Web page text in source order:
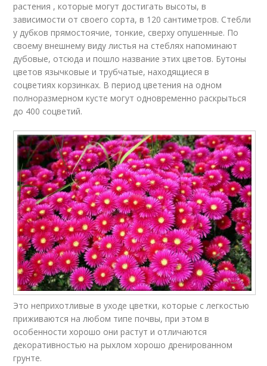
растения , которые могут достигать высоты, в
зависимости от своего сорта, в 120 сантиметров. Стебли
у дубков прямостоячие, тонкие, сверху опушенные. По
своему внешнему виду листья на стеблях напоминают
дубовые, отсюда и пошло название этих цветов. Бутоны
цветов язычковые и трубчатые, находящиеся в
соцветиях корзинках. В период цветения на одном
полноразмерном кусте могут одновременно раскрыться
до 400 соцветий.
Это неприхотливые в уходе цветки, которые с легкостью
приживаются на любом типе почвы, при этом в
особенности хорошо они растут и отличаются
декоративностью на рыхлом хорошо дренированном
грунте.